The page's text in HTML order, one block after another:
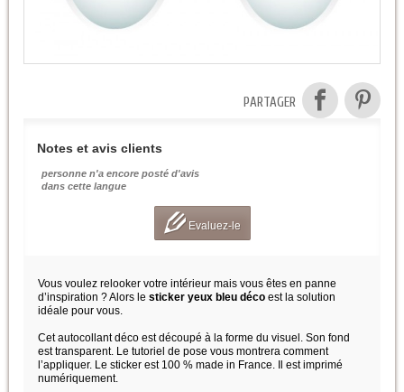
PARTAGER
Notes et avis clients
personne n'a encore posté d'avis
dans cette langue
Evaluez-le
Vous voulez relooker votre intérieur mais vous êtes en panne
d’inspiration ? Alors le sticker yeux bleu déco est la solution
idéale pour vous.
Cet autocollant déco est découpé à la forme du visuel. Son fond
est transparent. Le tutoriel de pose vous montrera comment
l’appliquer. Le sticker est 100 % made in France. Il est imprimé
numériquement.